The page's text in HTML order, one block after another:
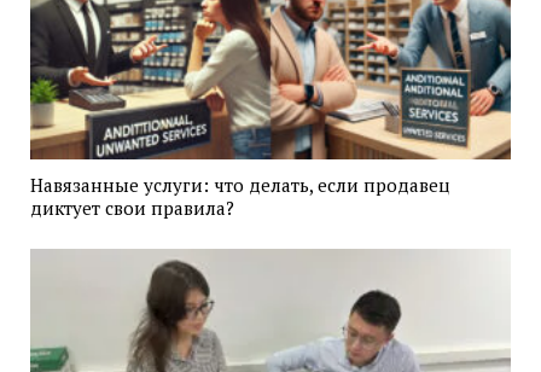
Навязанные услуги: что делать, если продавец
диктует свои правила?